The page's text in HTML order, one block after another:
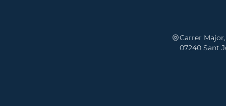
Carrer Major,
07240 Sant